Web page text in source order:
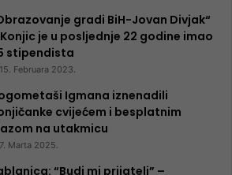
gradi BiH-Jovan Divjak“
je u posljednje 22 godine imao
​​stipendista
15. Februara 2023.
Igmana iznenadili
cvijećem i besplatnim
na utakmicu
7. Marta 2025.
“Budi mi prijatelj” –